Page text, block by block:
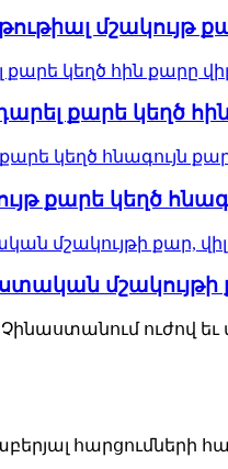
մշակույթ
քարե կեղծ
քարե կեղծ
Ltd.- ն
հարցումների